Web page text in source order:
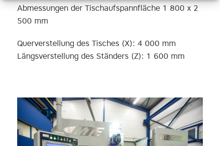
Abmessungen der Tischaufspannfläche 1 800 x 2
500 mm
Querverstellung des Tisches (X): 4 000 mm
Längsverstellung des Ständers (Z): 1 600 mm